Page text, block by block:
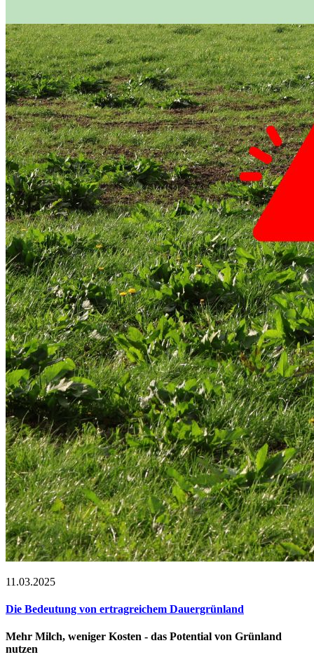
11.03.2025
Die Bedeutung von ertragreichem Dauergrünland
Mehr Milch, weniger Kosten - das Potential von Grünland
nutzen